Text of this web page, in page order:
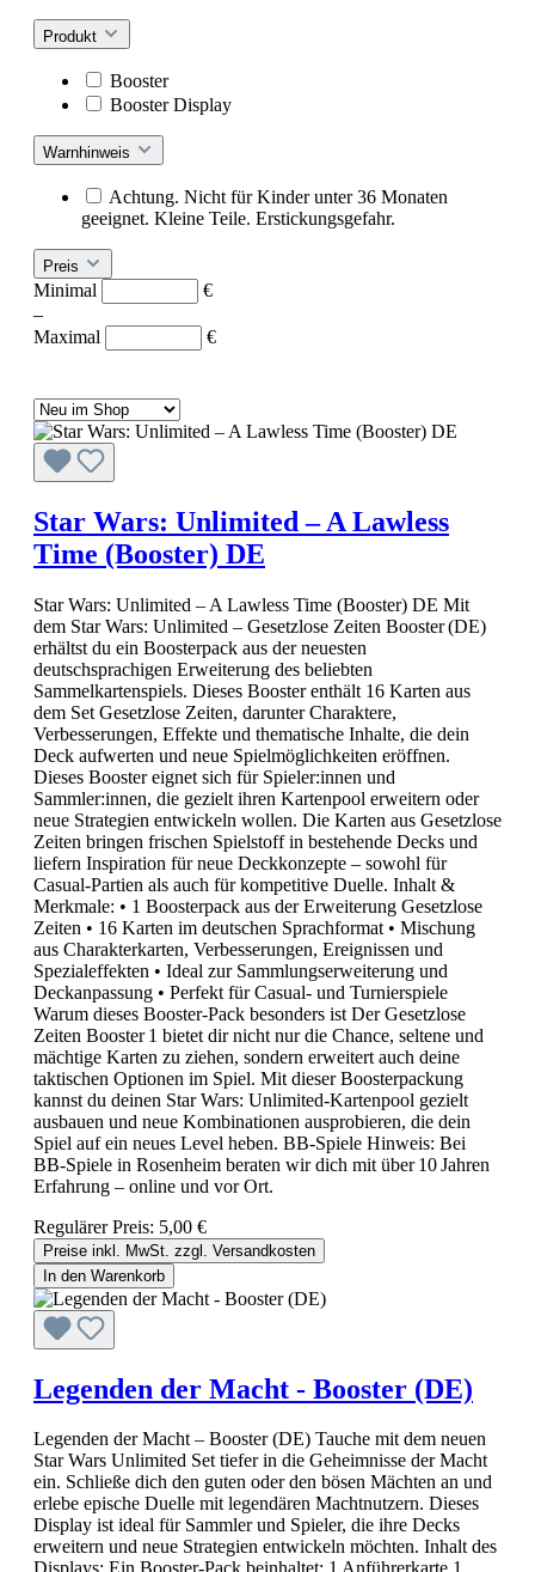
Produkt
Booster
Booster Display
Warnhinweis
Achtung. Nicht für Kinder unter 36 Monaten
geeignet. Kleine Teile. Erstickungsgefahr.
Preis
Minimal
€
–
Maximal
€
Star Wars: Unlimited – A Lawless
Time (Booster) DE
Star Wars: Unlimited – A Lawless Time (Booster) DE Mit
dem Star Wars: Unlimited – Gesetzlose Zeiten Booster (DE)
erhältst du ein Boosterpack aus der neuesten
deutschsprachigen Erweiterung des beliebten
Sammelkartenspiels. Dieses Booster enthält 16 Karten aus
dem Set Gesetzlose Zeiten, darunter Charaktere,
Verbesserungen, Effekte und thematische Inhalte, die dein
Deck aufwerten und neue Spielmöglichkeiten eröffnen.
Dieses Booster eignet sich für Spieler:innen und
Sammler:innen, die gezielt ihren Kartenpool erweitern oder
neue Strategien entwickeln wollen. Die Karten aus Gesetzlose
Zeiten bringen frischen Spielstoff in bestehende Decks und
liefern Inspiration für neue Deckkonzepte – sowohl für
Casual‑Partien als auch für kompetitive Duelle. Inhalt &
Merkmale: • 1 Boosterpack aus der Erweiterung Gesetzlose
Zeiten • 16 Karten im deutschen Sprachformat • Mischung
aus Charakterkarten, Verbesserungen, Ereignissen und
Spezialeffekten • Ideal zur Sammlungserweiterung und
Deckanpassung • Perfekt für Casual‑ und Turnierspiele
Warum dieses Booster‑Pack besonders ist Der Gesetzlose
Zeiten Booster 1 bietet dir nicht nur die Chance, seltene und
mächtige Karten zu ziehen, sondern erweitert auch deine
taktischen Optionen im Spiel. Mit dieser Boosterpackung
kannst du deinen Star Wars: Unlimited‑Kartenpool gezielt
ausbauen und neue Kombinationen ausprobieren, die dein
Spiel auf ein neues Level heben. BB‑Spiele Hinweis: Bei
BB‑Spiele in Rosenheim beraten wir dich mit über 10 Jahren
Erfahrung – online und vor Ort.
Regulärer Preis: 5,00 €
Preise inkl. MwSt. zzgl. Versandkosten
In den Warenkorb
Legenden der Macht - Booster (DE)
Legenden der Macht – Booster (DE) Tauche mit dem neuen
Star Wars Unlimited Set tiefer in die Geheimnisse der Macht
ein. Schließe dich den guten oder den bösen Mächten an und
erlebe epische Duelle mit legendären Machtnutzern. Dieses
Display ist ideal für Sammler und Spieler, die ihre Decks
erweitern und neue Strategien entwickeln möchten. Inhalt des